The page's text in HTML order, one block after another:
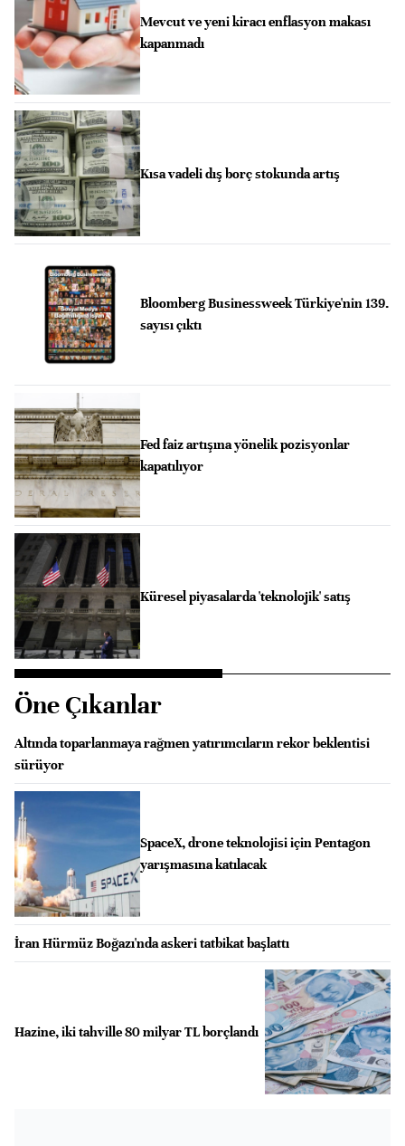
Mevcut ve yeni kiracı enflasyon makası
kapanmadı
Kısa vadeli dış borç stokunda artış
Bloomberg Businessweek Türkiye'nin 139.
sayısı çıktı
Fed faiz artışına yönelik pozisyonlar
kapatılıyor
Küresel piyasalarda 'teknolojik' satış
Öne Çıkanlar
Altında toparlanmaya rağmen yatırımcıların rekor beklentisi
sürüyor
SpaceX, drone teknolojisi için Pentagon
yarışmasına katılacak
İran Hürmüz Boğazı'nda askeri tatbikat başlattı
Hazine, iki tahville 80 milyar TL borçlandı